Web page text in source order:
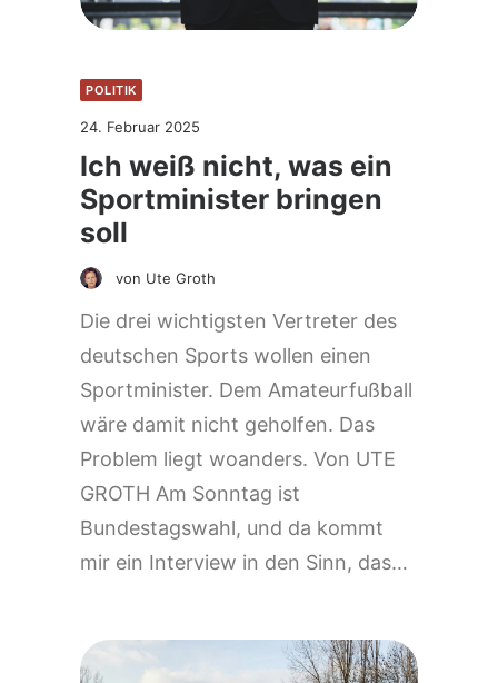
POLITIK
24. Februar 2025
Ich weiß nicht, was ein
Sportminister bringen
soll
von Ute Groth
Die drei wichtigsten Vertreter des
deutschen Sports wollen einen
Sportminister. Dem Amateurfußball
wäre damit nicht geholfen. Das
Problem liegt woanders. Von UTE
GROTH Am Sonntag ist
Bundestagswahl, und da kommt
mir ein Interview in den Sinn, das…